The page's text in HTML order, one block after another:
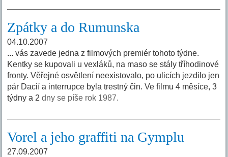
Zpátky a do Rumunska
04.10.2007
... vás zavede jedna z filmových premiér tohoto týdne.
Kentky se kupovali u vexláků, na maso se stály tříhodinové
fronty. Věřejné osvětlení neexistovalo, po ulicích jezdilo jen
pár Dacií a interrupce byla trestný čin. Ve filmu 4 měsíce, 3
týdny a 2dny se píše rok 1987.
Vorel a jeho graffiti na Gymplu
27.09.2007